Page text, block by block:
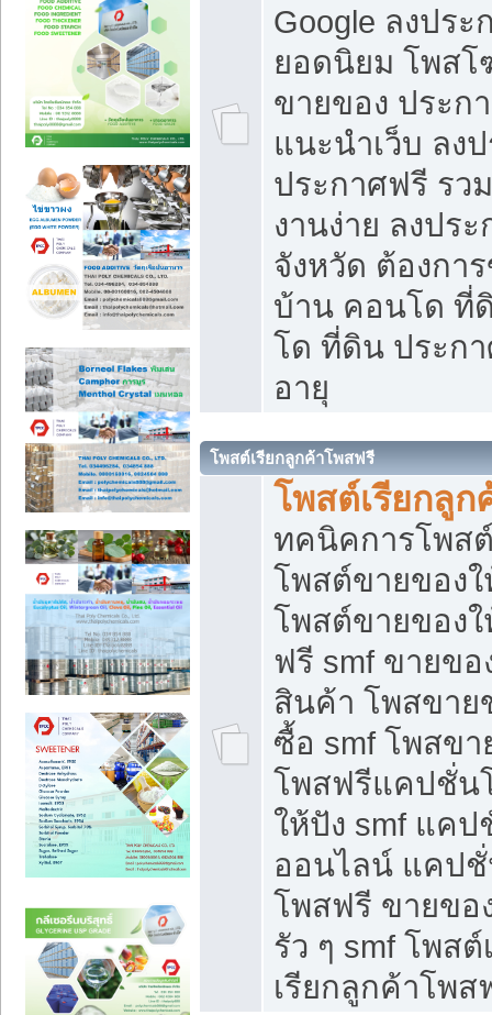
Google ลงประ
ยอดนิยม โพส
ขายของ ประก
แนะนำเว็บ ลง
ประกาศฟรี รว
งานง่าย ลงปร
จังหวัด ต้องกา
บ้าน คอนโด ที่
โด ที่ดิน ประก
อายุ
โพสต์เรียกลูกค้าโพสฟรี
โพสต์เรียกลูก
ทคนิคการโพส
โพสต์ขายของ
โพสต์ขายของ
ฟรี smf ขายข
สินค้า โพสขาย
ซื้อ smf โพสข
โพสฟรีแคปชั่น
ให้ปัง smf แค
ออนไลน์ แคป
โพสฟรี ขายขอ
รัว ๆ smf โพส
เรียกลูกค้าโพส